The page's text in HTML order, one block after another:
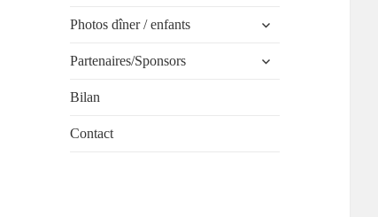
Photos dîner / enfants
ouvrir
sous-
Partenaires/Sponsors
ouvrir
Bilan
Contact